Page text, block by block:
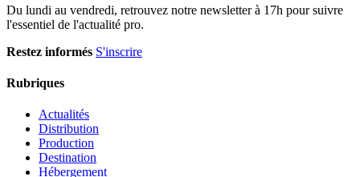
Du lundi au vendredi, retrouvez notre newsletter à 17h pour suivre
l'essentiel de l'actualité pro.
Restez informés S'inscrire
Rubriques
Actualités
Distribution
Production
Destination
Hébergement